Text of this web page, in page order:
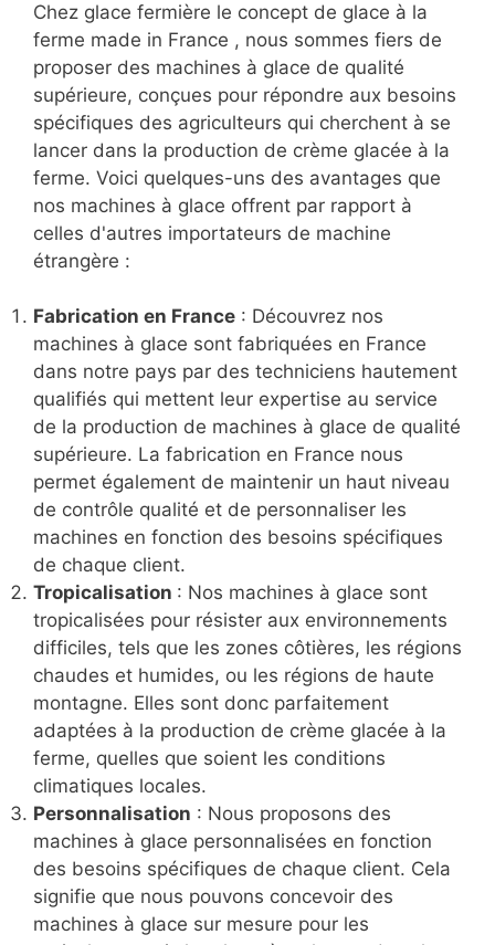
Chez glace fermière le concept de glace à la
ferme made in France , nous sommes fiers de
proposer des machines à glace de qualité
supérieure, conçues pour répondre aux besoins
spécifiques des agriculteurs qui cherchent à se
lancer dans la production de crème glacée à la
ferme. Voici quelques-uns des avantages que
nos machines à glace offrent par rapport à
celles d'autres importateurs de machine
étrangère :
Fabrication en France : Découvrez nos
machines à glace sont fabriquées en France
dans notre pays par des techniciens hautement
qualifiés qui mettent leur expertise au service
de la production de machines à glace de qualité
supérieure. La fabrication en France nous
permet également de maintenir un haut niveau
de contrôle qualité et de personnaliser les
machines en fonction des besoins spécifiques
de chaque client.
Tropicalisation : Nos machines à glace sont
tropicalisées pour résister aux environnements
difficiles, tels que les zones côtières, les régions
chaudes et humides, ou les régions de haute
montagne. Elles sont donc parfaitement
adaptées à la production de crème glacée à la
ferme, quelles que soient les conditions
climatiques locales.
Personnalisation : Nous proposons des
machines à glace personnalisées en fonction
des besoins spécifiques de chaque client. Cela
signifie que nous pouvons concevoir des
machines à glace sur mesure pour les